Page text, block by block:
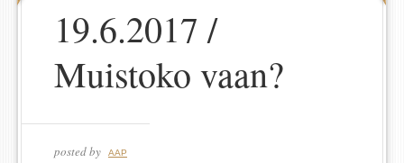
19.6.2017 /
Muistoko vaan?
posted by AAP